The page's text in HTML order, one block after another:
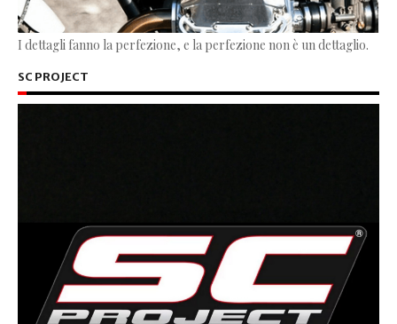
I dettagli fanno la perfezione, e la perfezione non è un dettaglio.
SC PROJECT